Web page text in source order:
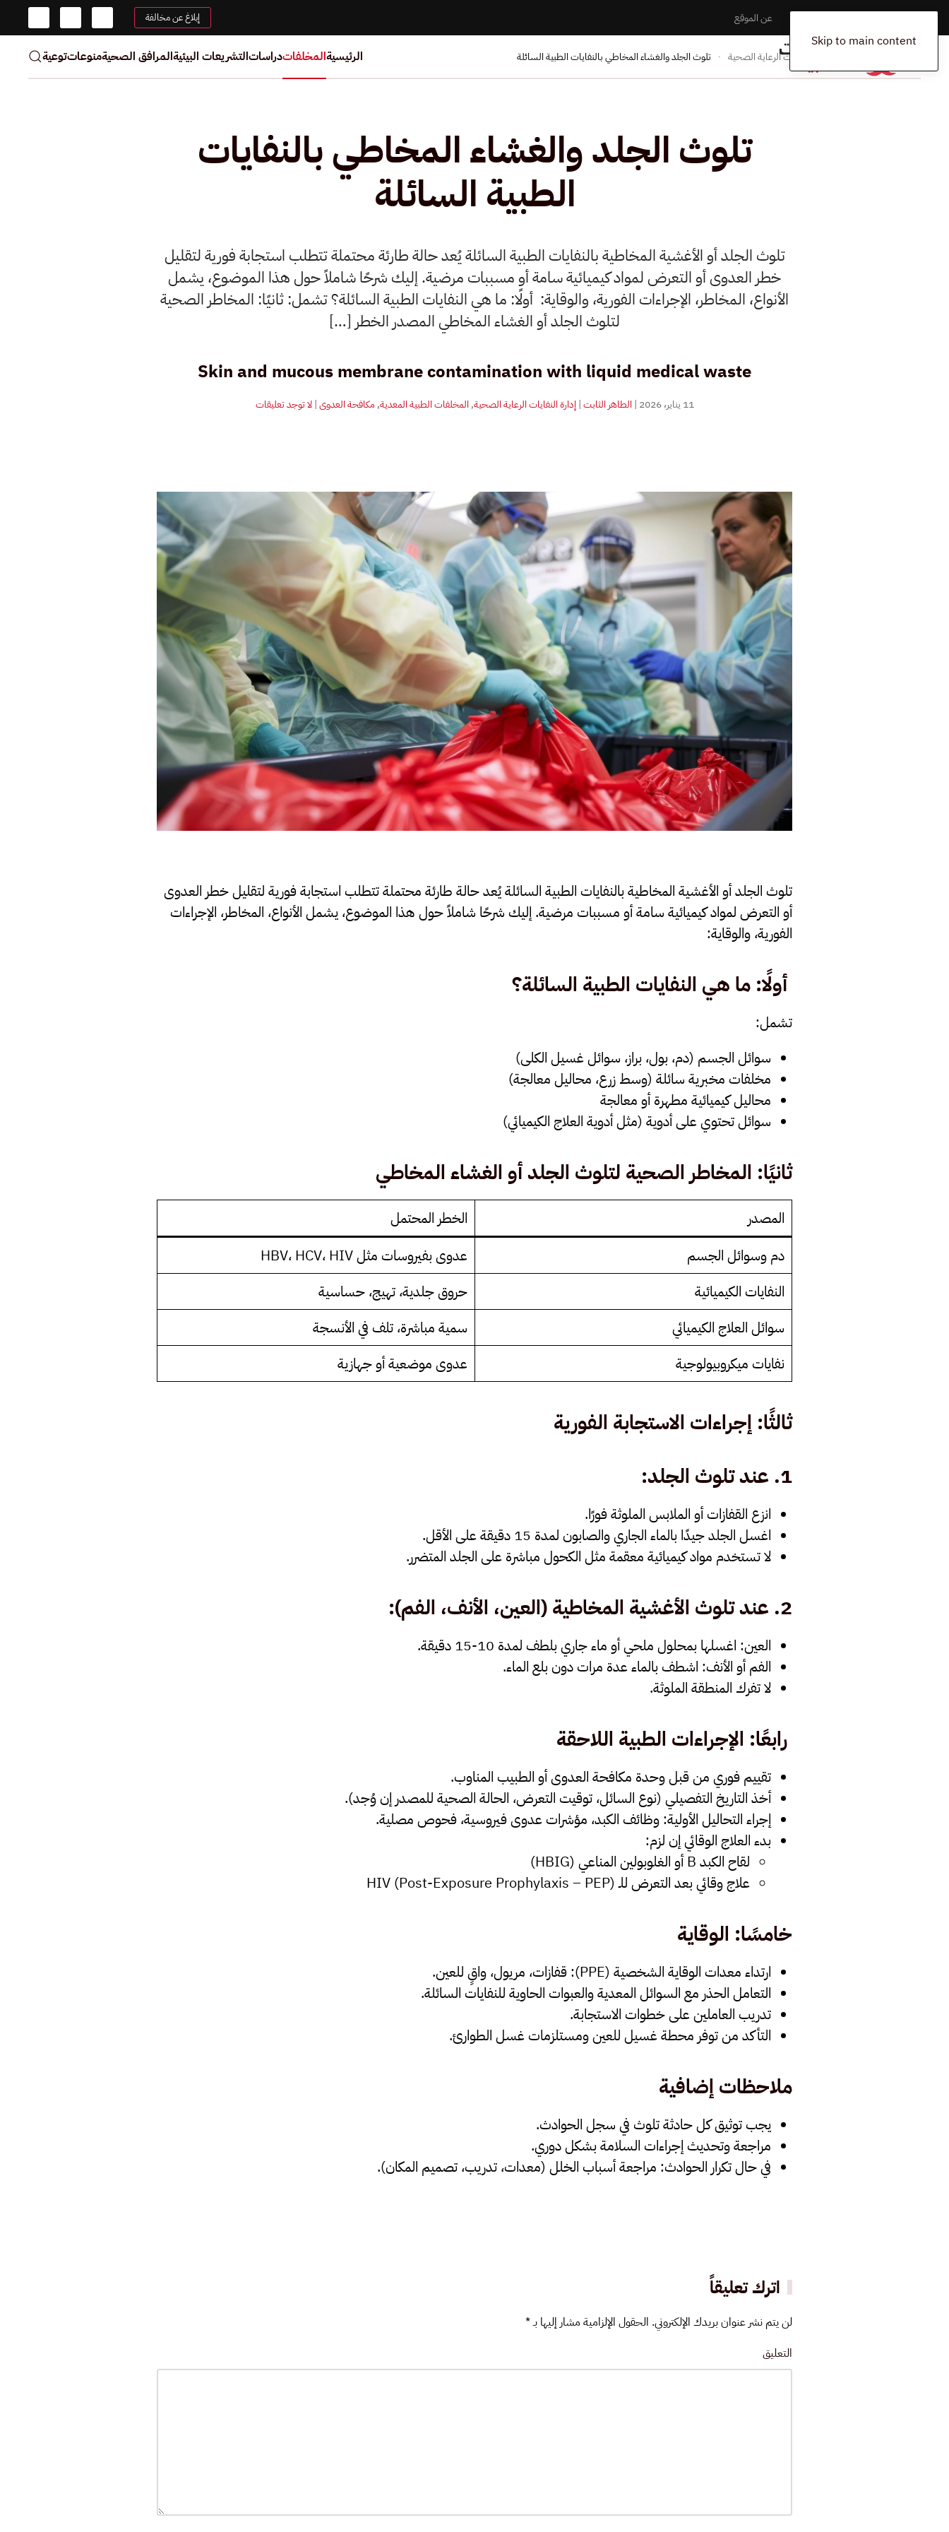
Skip to main content
اتصل بنا عن الموقع إبلاغ عن مخالفة
الرئيسيةالمخلفاتدراساتالتشريعات البيئيةالمرافق الصحيةمنوعاتتوعية إدارة النفايات الرعاية الصحية تلوث الجلد والغشاء المخاطي بالنفايات الطبية السائلة
تلوث الجلد والغشاء المخاطي بالنفايات
الطبية السائلة
تلوث الجلد أو الأغشية المخاطية بالنفايات الطبية السائلة يُعد حالة طارئة محتملة تتطلب استجابة فورية لتقليل
خطر العدوى أو التعرض لمواد كيميائية سامة أو مسببات مرضية. إليك شرحًا شاملاً حول هذا الموضوع، يشمل
الأنواع، المخاطر، الإجراءات الفورية، والوقاية: أولًا: ما هي النفايات الطبية السائلة؟ تشمل: ثانيًا: المخاطر الصحية
لتلوث الجلد أو الغشاء المخاطي المصدر الخطر […]
Skin and mucous membrane contamination with liquid medical waste
11 يناير، 2026 | الطاهر الثابت| إدارة النفايات الرعاية الصحية, المخلفات الطبية المعدية,مكافحة العدوى|لا توجد تعليقاتعلى
تلوث الجلد أو الأغشية المخاطية بالنفايات الطبية السائلة يُعد حالة طارئة محتملة تتطلب استجابة فورية لتقليل خطر العدوى
أو التعرض لمواد كيميائية سامة أو مسببات مرضية. إليك شرحًا شاملاً حول هذا الموضوع، يشمل الأنواع، المخاطر، الإجراءات
الفورية، والوقاية:
أولًا: ما هي النفايات الطبية السائلة؟
تشمل:
سوائل الجسم (دم، بول، براز، سوائل غسيل الكلى)
مخلفات مخبرية سائلة (وسط زرع، محاليل معالجة)
محاليل كيميائية مطهرة أو معالجة
سوائل تحتوي على أدوية (مثل أدوية العلاج الكيميائي)
ثانيًا: المخاطر الصحية لتلوث الجلد أو الغشاء المخاطي
المصدر
الخطر المحتمل
دم وسوائل الجسم
عدوى بفيروسات مثل HBV، HCV، HIV
النفايات الكيميائية
حروق جلدية، تهيج، حساسية
سوائل العلاج الكيميائي
سمية مباشرة، تلف في الأنسجة
نفايات ميكروبيولوجية
عدوى موضعية أو جهازية
ثالثًا: إجراءات الاستجابة الفورية
1. عند تلوث الجلد:
انزع القفازات أو الملابس الملوثة فورًا.
اغسل الجلد جيدًا بالماء الجاري والصابون لمدة 15 دقيقة على الأقل
.
لا تستخدم مواد كيميائية معقمة مثل الكحول مباشرة على الجلد المتضرر.
2. عند تلوث الأغشية المخاطية (العين، الأنف، الفم):
العين: اغسلها بمحلول ملحي أو ماء جاري بلطف لمدة 10-15 دقيقة.
الفم أو الأنف: اشطف بالماء عدة مرات دون بلع الماء.
لا تفرك المنطقة الملوثة.
رابعًا: الإجراءات الطبية اللاحقة
تقييم فوري من قبل وحدة مكافحة العدوى أو الطبيب المناوب.
أخذ التاريخ التفصيلي (نوع السائل، توقيت التعرض، الحالة الصحية للمصدر إن وُجد).
إجراء التحاليل الأولية: وظائف الكبد، مؤشرات عدوى فيروسية، فحوص مصلية.
بدء العلاج الوقائي إن لزم:
لقاح الكبد B أو الغلوبولين المناعي (HBIG)
علاج وقائي بعد التعرض للـ HIV (Post-Exposure Prophylaxis – PEP)
خامسًا: الوقاية
ارتداء معدات الوقاية الشخصية (PPE): قفازات، مريول، واقٍ للعين.
التعامل الحذر مع السوائل المعدية والعبوات الحاوية للنفايات السائلة.
تدريب العاملين على خطوات الاستجابة.
التأكد من توفر محطة غسيل للعين ومستلزمات غسل الطوارئ.
ملاحظات إضافية
يجب توثيق كل حادثة تلوث في سجل الحوادث.
مراجعة وتحديث إجراءات السلامة بشكل دوري.
في حال تكرار الحوادث: مراجعة أسباب الخلل (معدات، تدريب، تصميم المكان).
اترك تعليقاً
لن يتم نشر عنوان بريدك الإلكتروني. الحقول الإلزامية مشار إليها بـ*
التعليق